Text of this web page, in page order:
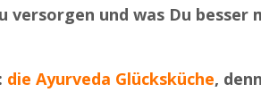
und was Du besser
die Ayurveda Glücksküche, denn